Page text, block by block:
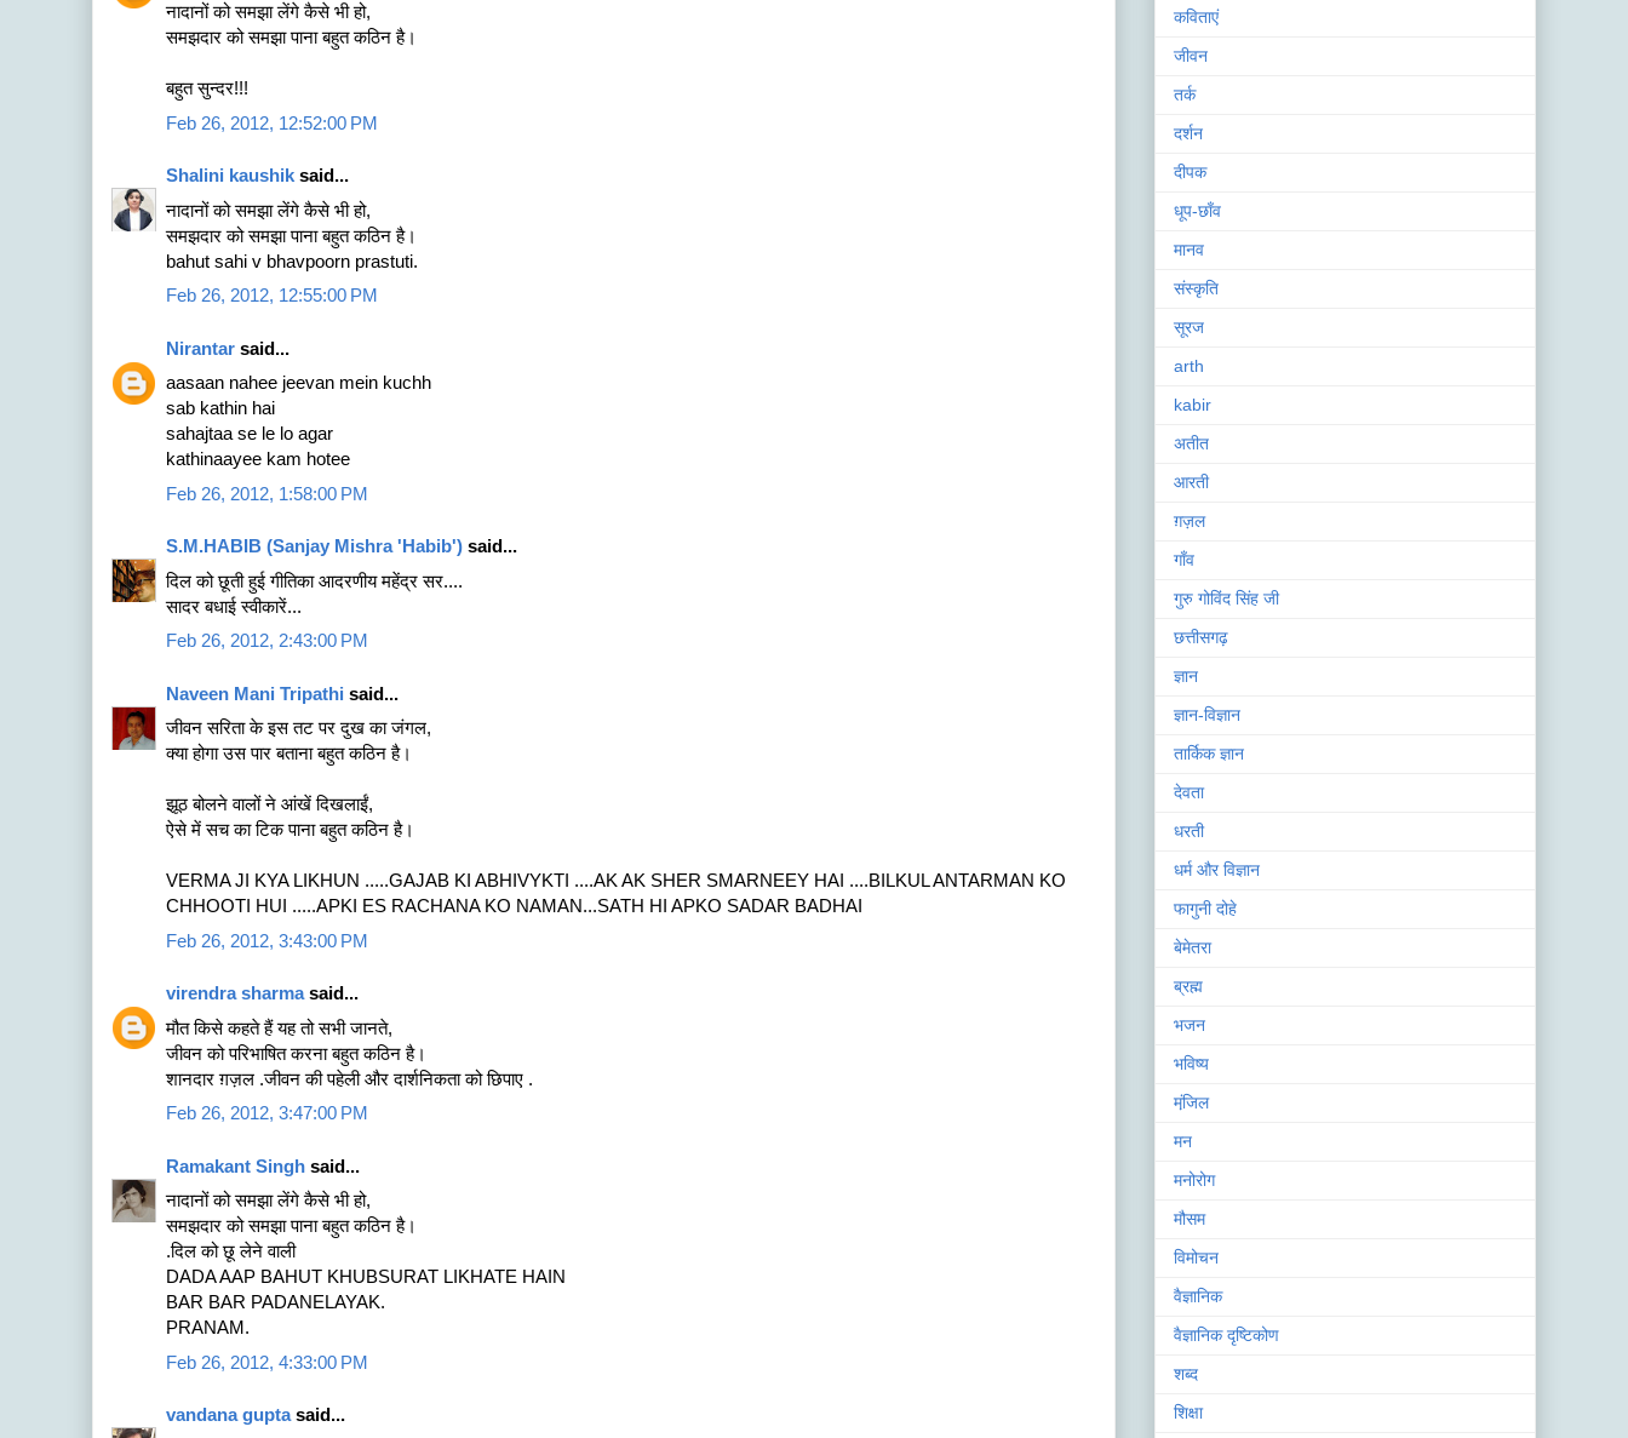
नादानों को समझा लेंगे कैसे भी हो,
समझदार को समझा पाना बहुत कठिन है।
बहुत सुन्दर!!!
Feb 26, 2012, 12:52:00 PM
Shalini kaushik said...
नादानों को समझा लेंगे कैसे भी हो,
समझदार को समझा पाना बहुत कठिन है।
bahut sahi v bhavpoorn prastuti.
Feb 26, 2012, 12:55:00 PM
Nirantar said...
aasaan nahee jeevan mein kuchh
sab kathin hai
sahajtaa se le lo agar
kathinaayee kam hotee
Feb 26, 2012, 1:58:00 PM
S.M.HABIB (Sanjay Mishra 'Habib') said...
दिल को छूती हुई गीतिका आदरणीय महेंद्र सर....
सादर बधाई स्वीकारें...
Feb 26, 2012, 2:43:00 PM
Naveen Mani Tripathi said...
जीवन सरिता के इस तट पर दुख का जंगल,
क्या होगा उस पार बताना बहुत कठिन है।
झूठ बोलने वालों ने आंखें दिखलाईं,
ऐसे में सच का टिक पाना बहुत कठिन है।
VERMA JI KYA LIKHUN .....GAJAB KI ABHIVYKTI ....AK AK SHER SMARNEEY HAI ....BILKUL ANTARMAN KO
CHHOOTI HUI .....APKI ES RACHANA KO NAMAN...SATH HI APKO SADAR BADHAI
Feb 26, 2012, 3:43:00 PM
virendra sharmasaid...
मौत किसे कहते हैं यह तो सभी जानते,
जीवन को परिभाषित करना बहुत कठिन है।
शानदार ग़ज़ल .जीवन की पहेली और दार्शनिकता को छिपाए .
Feb 26, 2012, 3:47:00 PM
Ramakant Singh said...
नादानों को समझा लेंगे कैसे भी हो,
समझदार को समझा पाना बहुत कठिन है।
.दिल को छू लेने वाली
DADA AAP BAHUT KHUBSURAT LIKHATE HAIN
BAR BAR PADANELAYAK.
PRANAM.
Feb 26, 2012, 4:33:00 PM
vandana guptasaid...
कविताएं
जीवन
तर्क
दर्शन
दीपक
धूप-छाँव
मानव
संस्कृति
सूरज
arth
kabir
अतीत
आरती
ग़ज़ल
गाँव
गुरु गोविंद सिंह जी
छत्तीसगढ़
ज्ञान
ज्ञान-विज्ञान
तार्किक ज्ञान
देवता
धरती
धर्म और विज्ञान
फागुनी दोहे
बेमेतरा
ब्रह्म
भजन
भविष्य
मंजि़ल
मन
मनोरोग
मौसम
विमोचन
वैज्ञानिक
वैज्ञानिक दृष्टिकोण
शब्द
शिक्षा